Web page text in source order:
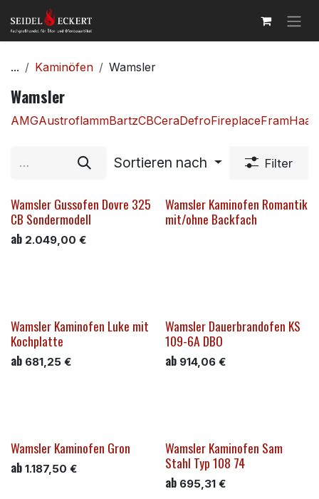
Zum Inhalt springen
... Kaminöfen Wamsler
Wamsler
AMGAustroflammBartzCBCeraDefroFireplaceFram
Sortieren nach Filter
Wamsler Gussofen Dovre 325
CB Sondermodell
ab 2.049,00 €
Wamsler Kaminofen Romantik
mit/ohne Backfach
Wamsler Kaminofen Luke mit
Kochplatte
ab 681,25 €
Wamsler Dauerbrandofen KS
109-6A DBO
ab 914,06€
Wamsler Kaminofen Gron
ab 1.187,50 €
Wamsler Kaminofen Sam
Stahl Typ 108 74
ab 695,31€